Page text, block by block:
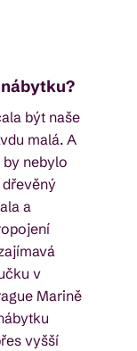
být naše
malá. A
nebylo
dřevěný
a
v
Marině
vyšší